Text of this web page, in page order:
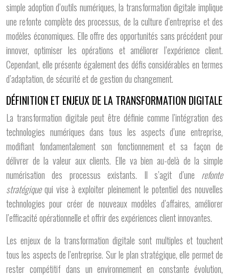
simple adoption d’outils numériques, la transformation digitale implique
une refonte complète des processus, de la culture d’entreprise et des
modèles économiques. Elle offre des opportunités sans précédent pour
innover, optimiser les opérations et améliorer l’expérience client.
Cependant, elle présente également des défis considérables en termes
d’adaptation, de sécurité et de gestion du changement.
DÉFINITION ET ENJEUX DE LA TRANSFORMATION DIGITALE
La transformation digitale peut être définie comme l’intégration des
technologies numériques dans tous les aspects d’une entreprise,
modifiant fondamentalement son fonctionnement et sa façon de
délivrer de la valeur aux clients. Elle va bien au-delà de la simple
numérisation des processus existants. Il s’agit d’une refonte
stratégiquequi vise à exploiter pleinement le potentiel des nouvelles
technologies pour créer de nouveaux modèles d’affaires, améliorer
l’efficacité opérationnelle et offrir des expériences client innovantes.
Les enjeux de la transformation digitale sont multiples et touchent
tous les aspects de l’entreprise. Sur le plan stratégique, elle permet de
rester compétitif dans un environnement en constante évolution,